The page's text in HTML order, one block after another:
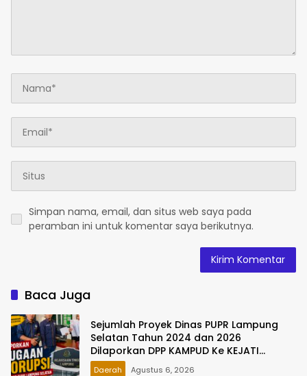
Simpan nama, email, dan situs web saya pada
peramban ini untuk komentar saya berikutnya.
Baca Juga
Sejumlah Proyek Dinas PUPR Lampung
Selatan Tahun 2024 dan 2026
Dilaporkan DPP KAMPUD Ke KEJATI
Lampung
Daerah Agustus 6, 2026